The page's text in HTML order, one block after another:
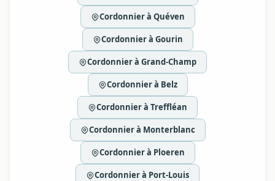
Cordonnier à Quéven
Cordonnier à Gourin
Cordonnier à Grand-Champ
Cordonnier à Belz
Cordonnier à Treffléan
Cordonnier à Monterblanc
Cordonnier à Ploeren
Cordonnier à Port-Louis